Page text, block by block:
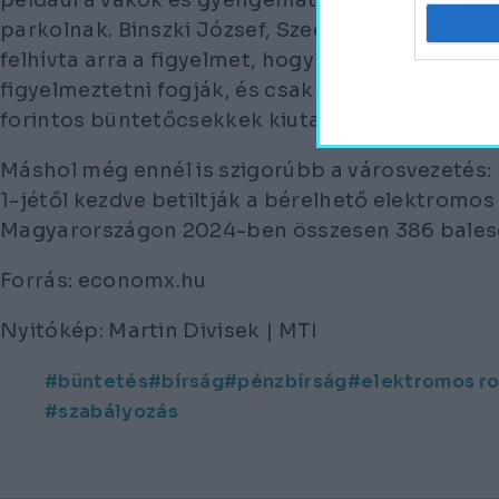
parkolnak. Binszki József, Szeged
felhívta arra a figyelmet, hogy a
figyelmeztetni fogják, és csak ezután
forintos büntetőcsekkek kiutalása.
Máshol még ennél is szigorúbb a
1-jétől kezdve betiltják a bérelhető
Magyarországon 2024-ben összesen 386
Forrás: economx.hu
Nyitókép: Martin Divisek | MTI
büntetés bírság pénzbírság elektromos
szabályozás